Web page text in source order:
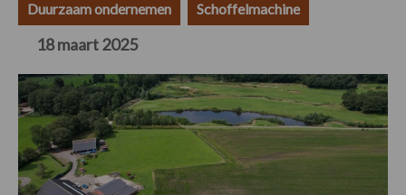
Duurzaam ondernemen Schoffelmachine
18 maart 2025